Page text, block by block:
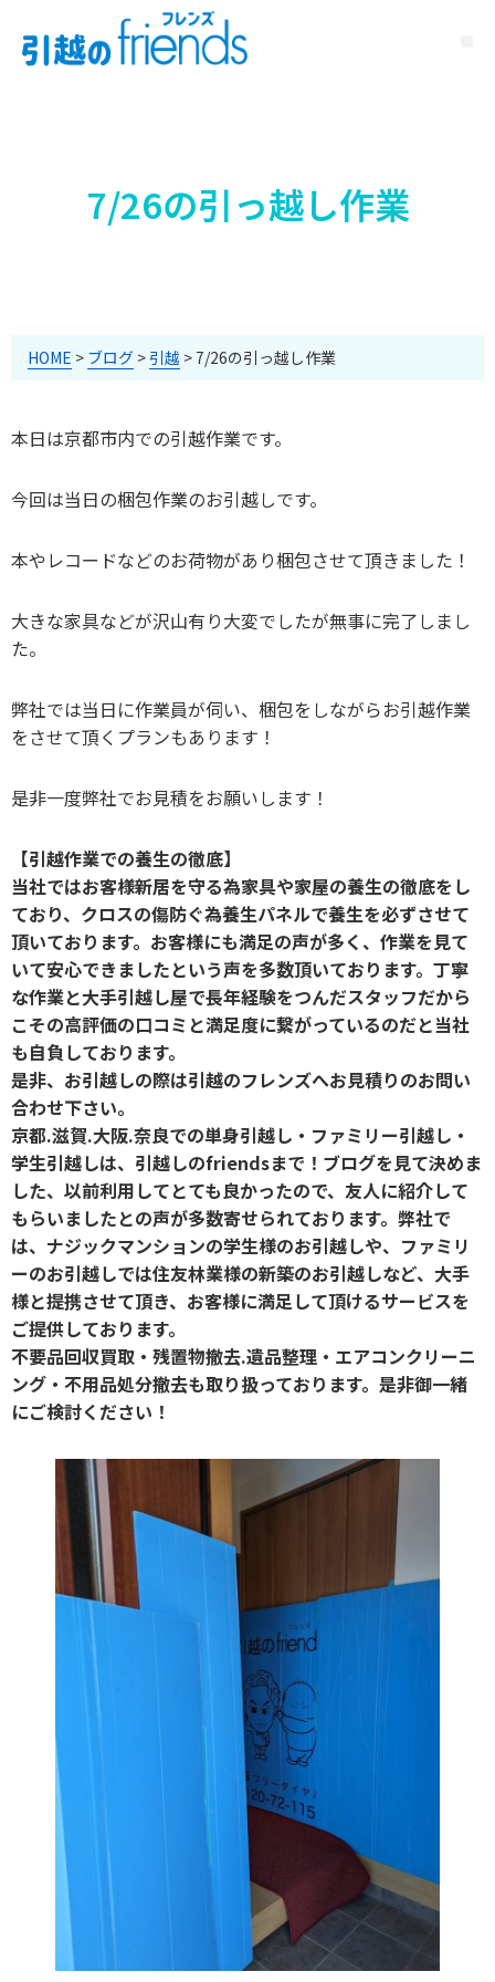
7/26の引っ越し作業
HOME > ブログ > 引越 > 7/26の引っ越し作業
本日は京都市内での引越作業です。
今回は当日の梱包作業のお引越しです。
本やレコードなどのお荷物があり梱包させて頂きました！
大きな家具などが沢山有り大変でしたが無事に完了しまし
た。
弊社では当日に作業員が伺い、梱包をしながらお引越作業
をさせて頂くプランもあります！
是非一度弊社でお見積をお願いします！
【引越作業での養生の徹底】
当社ではお客様新居を守る為家具や家屋の養生の徹底をし
ており、クロスの傷防ぐ為養生パネルで養生を必ずさせて
頂いております。お客様にも満足の声が多く、作業を見て
いて安心できましたという声を多数頂いております。丁寧
な作業と大手引越し屋で長年経験をつんだスタッフだから
こその高評価の口コミと満足度に繋がっているのだと当社
も自負しております。
是非、お引越しの際は引越のフレンズへお見積りのお問い
合わせ下さい。
京都.滋賀.大阪.奈良での単身引越し・ファミリー引越し・
学生引越しは、引越しのfriendsまで！ブログを見て決めま
した、以前利用してとても良かったので、友人に紹介して
もらいましたとの声が多数寄せられております。弊社で
は、ナジックマンションの学生様のお引越しや、ファミリ
ーのお引越しでは住友林業様の新築のお引越しなど、大手
様と提携させて頂き、お客様に満足して頂けるサービスを
ご提供しております。
不要品回収買取・残置物撤去.遺品整理・エアコンクリーニ
ング・不用品処分撤去も取り扱っております。是非御一緒
にご検討ください！